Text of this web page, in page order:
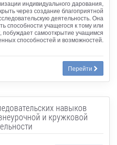
индивидуального дарования,
через создание благоприятной
деятельность. Она
способности учащегося к тому или
побуждает самооткрытие учащимся
способностей и возможностей.
Перейти
навыков
и кружковой